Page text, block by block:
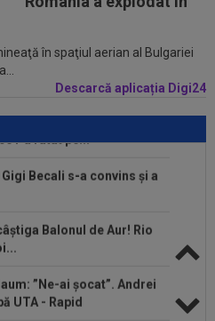
în spaţiul aerian al Bulgariei
Descarcă aplicația Digi24
gest impresionant în
și după...
l-a ratat pe...
UTA - Rapid